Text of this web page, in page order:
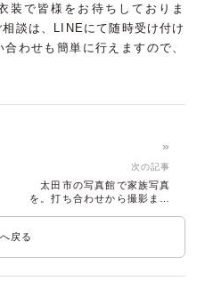
装で皆様をお待ちしておりま
談は、LINEにて随時受け付け
わせも簡単に行えますので、
戻る
»
次の記事
太田市の写真館で家族写真
を。打ち合わせから撮影まで